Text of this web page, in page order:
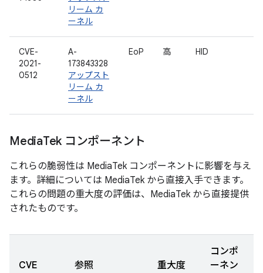
リーム カ
ーネル
CVE-
2021-
0512
A-
173843328
アップスト
リーム カ
ーネル
EoP 高 HID
MediaTek コンポーネント
これらの脆弱性は MediaTek コンポーネントに影響を与え
ます。詳細については MediaTek から直接入手できます。
これらの問題の重大度の評価は、MediaTek から直接提供
されたものです。
CVE 参照 重大度
コンポ
ーネン